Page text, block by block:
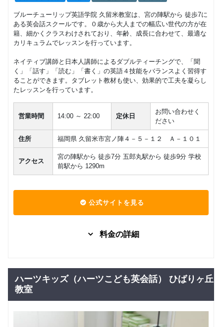
ブルーチューリップ英語学院 久留米教室は、宮の陣駅から 徒歩7に
ある英会話スクールです。０歳から大人までの幅広い世代の方が在
籍、細かくクラスわけされており、年齢、成長に合わせて、最適な
カリキュラムでレッスンを行っています。
ネイティブ講師と日本人講師によるダブルティーチングで、「聞
く」「話す」「読む」「書く」の英語４技能をバランスよく習得す
ることができます。タブレット教材も使い、効果的で工夫を凝らし
たレッスンを行っています。
営業時間 14:00 ～ 22:00 定休日
お問い合わせく
ださい
住所 福岡県 久留米市宮ノ陣４－５－１２ Ａ－１０１
アクセス
宮の陣駅から 徒歩7分 五郎丸駅から 徒歩9分 学校
前駅から 1290m
公式サイトを見る
料金の詳細
6,050 円(税込) / 月
回数：4 / 1セッション30分
Kinder
円(税込) / 月
ハーツキッズ（ハーツこども英会話） ひばりヶ丘
教室